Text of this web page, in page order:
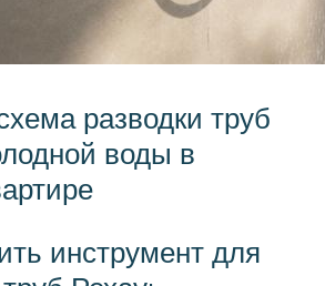
разводки труб
воды в
инструмент для